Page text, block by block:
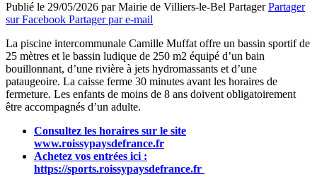
Publié le 29/05/2026 par Mairie de Villiers-le-Bel Partager Partager
sur Facebook Partager par e-mail
La piscine intercommunale Camille Muffat offre un bassin sportif de
25 mètres et le bassin ludique de 250 m2 équipé d’un bain
bouillonnant, d’une rivière à jets hydromassants et d’une
pataugeoire. La caisse ferme 30 minutes avant les horaires de
fermeture. Les enfants de moins de 8 ans doivent obligatoirement
être accompagnés d’un adulte.
Consultez les horaires sur le site
www.roissypaysdefrance.fr
Achetez vos entrées ici :
https://sports.roissypaysdefrance.fr